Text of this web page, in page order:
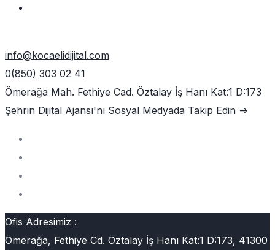
info@kocaelidijital.com
0(850) 303 02 41
Ömerağa Mah. Fethiye Cad. Öztalay İş Hanı Kat:1 D:173
Şehrin Dijital Ajansı'nı Sosyal Medyada Takip Edin ->
Ofis Adresimiz :
Ömerağa, Fethiye Cd. Öztalay İş Hanı Kat:1 D:173, 41300